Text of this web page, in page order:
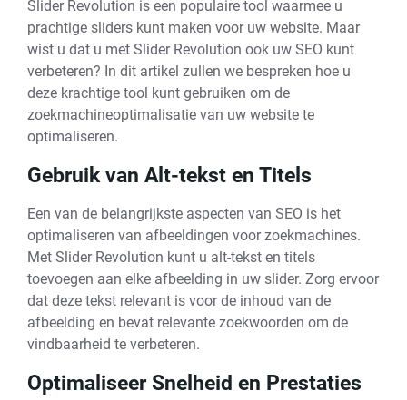
Slider Revolution is een populaire tool waarmee u
prachtige sliders kunt maken voor uw website. Maar
wist u dat u met Slider Revolution ook uw SEO kunt
verbeteren? In dit artikel zullen we bespreken hoe u
deze krachtige tool kunt gebruiken om de
zoekmachineoptimalisatie van uw website te
optimaliseren.
Gebruik van Alt-tekst en Titels
Een van de belangrijkste aspecten van SEO is het
optimaliseren van afbeeldingen voor zoekmachines.
Met Slider Revolution kunt u alt-tekst en titels
toevoegen aan elke afbeelding in uw slider. Zorg ervoor
dat deze tekst relevant is voor de inhoud van de
afbeelding en bevat relevante zoekwoorden om de
vindbaarheid te verbeteren.
Optimaliseer Snelheid en Prestaties